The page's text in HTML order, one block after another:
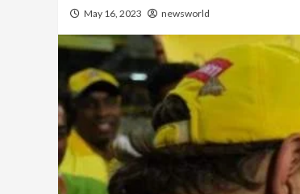
May 16, 2023 newsworld